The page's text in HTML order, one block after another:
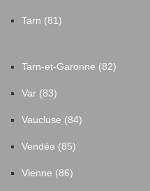
Tarn (81)
Tarn-et-Garonne (82)
Var (83)
Vaucluse (84)
Vendée (85)
Vienne (86)